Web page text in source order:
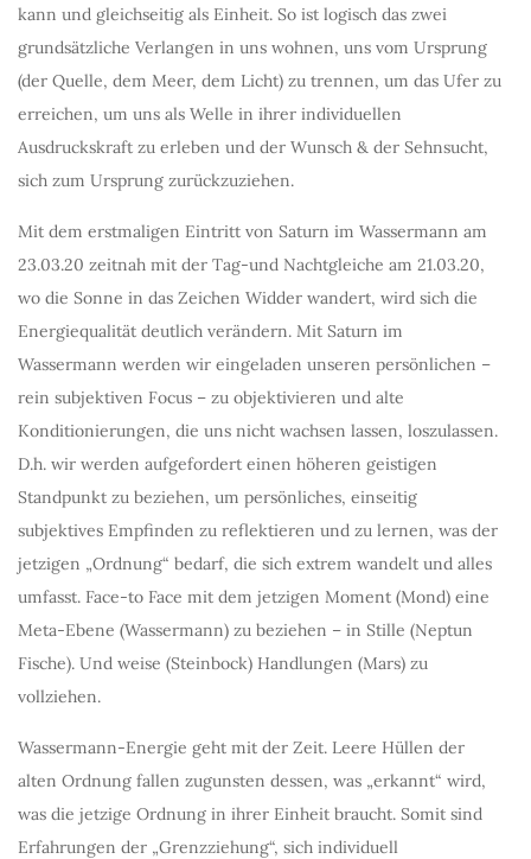
kann und gleichseitig als Einheit. So ist logisch das zwei
grundsätzliche Verlangen in uns wohnen, uns vom Ursprung
(der Quelle, dem Meer, dem Licht) zu trennen, um das Ufer zu
erreichen, um uns als Welle in ihrer individuellen
Ausdruckskraft zu erleben und der Wunsch & der Sehnsucht,
sich zum Ursprung zurückzuziehen.
Mit dem erstmaligen Eintritt von Saturn im Wassermann am
23.03.20 zeitnah mit der Tag-und Nachtgleiche am 21.03.20,
wo die Sonne in das Zeichen Widder wandert, wird sich die
Energiequalität deutlich verändern. Mit Saturn im
Wassermann werden wir eingeladen unseren persönlichen –
rein subjektiven Focus – zu objektivieren und alte
Konditionierungen, die uns nicht wachsen lassen, loszulassen.
D.h. wir werden aufgefordert einen höheren geistigen
Standpunkt zu beziehen, um persönliches, einseitig
subjektives Empfinden zu reflektieren und zu lernen, was der
jetzigen „Ordnung“ bedarf, die sich extrem wandelt und alles
umfasst. Face-to Face mit dem jetzigen Moment (Mond) eine
Meta-Ebene (Wassermann) zu beziehen – in Stille (Neptun
Fische). Und weise (Steinbock) Handlungen (Mars) zu
vollziehen.
Wassermann-Energie geht mit der Zeit. Leere Hüllen der
alten Ordnung fallen zugunsten dessen, was „erkannt“ wird,
was die jetzige Ordnung in ihrer Einheit braucht. Somit sind
Erfahrungen der „Grenzziehung“, sich individuell